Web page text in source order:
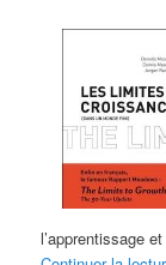
l’apprentissage